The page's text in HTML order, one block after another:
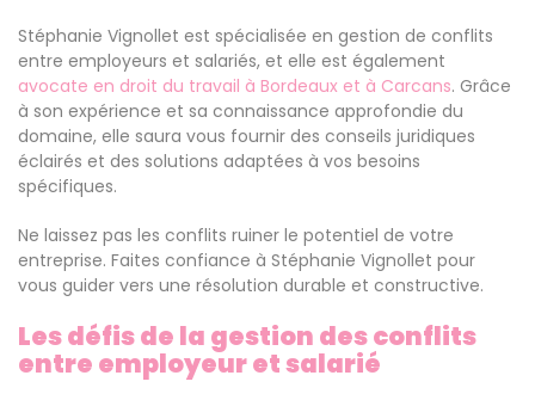
Stéphanie Vignollet est spécialisée en gestion de conflits
entre employeurs et salariés, et elle est également
avocate en droit du travail à Bordeaux et à Carcans. Grâce
à son expérience et sa connaissance approfondie du
domaine, elle saura vous fournir des conseils juridiques
éclairés et des solutions adaptées à vos besoins
spécifiques.
Ne laissez pas les conflits ruiner le potentiel de votre
entreprise. Faites confiance à Stéphanie Vignollet pour
vous guider vers une résolution durable et constructive.
Les défis de la gestion des conflits
entre employeur et salarié